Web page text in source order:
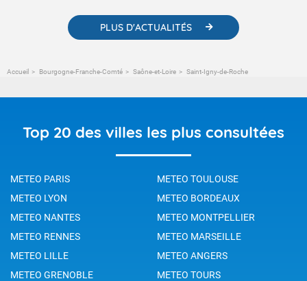
PLUS D'ACTUALITÉS
Accueil Bourgogne-Franche-Comté Saône-et-Loire Saint-Igny-de-Roche
Top 20 des villes les plus consultées
METEO PARIS
METEO TOULOUSE
METEO LYON
METEO BORDEAUX
METEO NANTES
METEO MONTPELLIER
METEO RENNES
METEO MARSEILLE
METEO LILLE
METEO ANGERS
METEO GRENOBLE
METEO TOURS